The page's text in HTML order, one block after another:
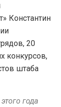
Константин
20
конкурсов,
штаба
года